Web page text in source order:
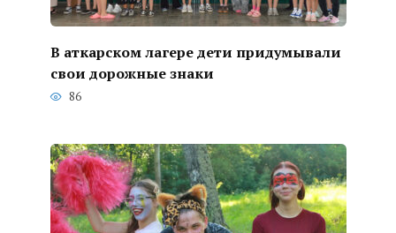
В аткарском лагере дети придумывали
свои дорожные знаки
86